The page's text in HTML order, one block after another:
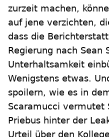
zurzeit machen,
auf jene verzichten,
dass die
Regierung nach Sean
Unterhaltsamkeit
Wenigstens etwas.
spoilern, wie es in
Scaramucci vermutet
Priebus hinter der
Urteil über den